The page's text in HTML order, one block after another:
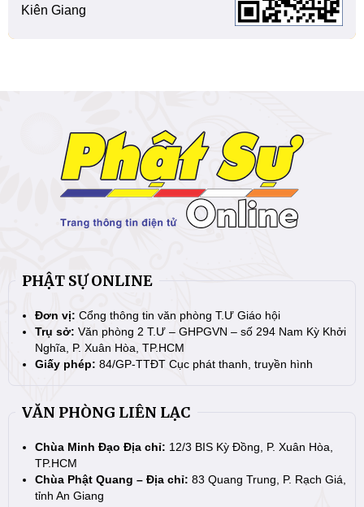
Kiên Giang
PHẬT SỰ ONLINE
Đơn vị: Cổng thông tin văn phòng T.Ư Giáo hội
Trụ sở: Văn phòng 2 T.Ư – GHPGVN – số 294 Nam Kỳ Khởi
Nghĩa, P. Xuân Hòa, TP.HCM
Giấy phép: 84/GP-TTĐT Cục phát thanh, truyền hình
VĂN PHÒNG LIÊN LẠC
Chùa Minh Đạo Địa chỉ: 12/3 BIS Kỳ Đồng, P. Xuân Hòa,
TP.HCM
Chùa Phật Quang – Địa chỉ: 83 Quang Trung, P. Rạch Giá,
tỉnh An Giang